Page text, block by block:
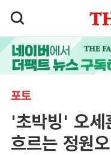
포토
'초박빙' 오세
흐르는 정원